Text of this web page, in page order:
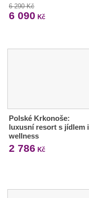
6 290 Kč
6 090 Kč
Polské Krkonoše:
luxusní resort s jídlem i
wellness
2 786 Kč